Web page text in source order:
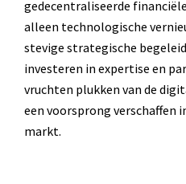
gedecentraliseerde
alleen technologische
stevige strategische
investeren in expertise en
vruchten plukken van de
een voorsprong verschaffen
markt.